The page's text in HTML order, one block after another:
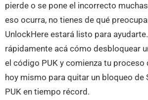
pierde o se pone el incorrecto
eso ocurra, no tienes de qué
UnlockHere estará listo para
rápidamente acá cómo desbloquear
el código PUK y comienza tu proceso
hoy mismo para quitar un bloqueo de
PUK en tiempo récord.